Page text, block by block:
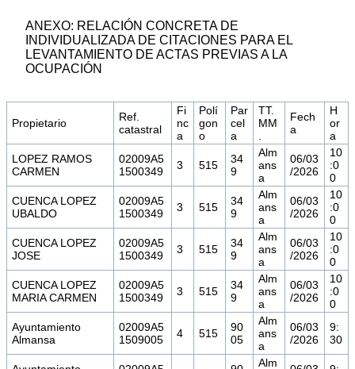
ANEXO: RELACIÓN CONCRETA DE
INDIVIDUALIZADA DE CITACIONES PARA EL
LEVANTAMIENTO DE ACTAS PREVIAS A LA
OCUPACIÓN
Propietario
Ref.
catastral
Fi
nc
a
Polí
gon
o
Par
cel
a
TT.
MM
Fech
a
H
or
a
LOPEZ RAMOS
CARMEN
02009A5
1500349
3 515
34
9
Alm
ans
a
06/03
/2026
10
:0
0
CUENCA LOPEZ
UBALDO
02009A5
1500349
3 515
34
9
Alm
ans
a
06/03
/2026
10
:0
0
CUENCA LOPEZ
JOSE
02009A5
1500349
3 515
34
9
Alm
ans
a
06/03
/2026
10
:0
0
CUENCA LOPEZ
MARIA CARMEN
02009A5
1500349
3 515
34
9
Alm
ans
a
06/03
/2026
10
:0
0
Ayuntamiento
Almansa
02009A5
1509005
4 515
90
05
Alm
ans
a
06/03
/2026
9:
30
Alm